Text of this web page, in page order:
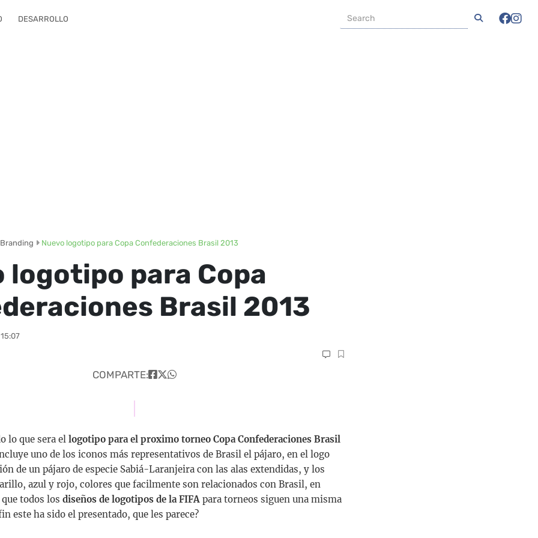
DESARROLLO
Branding Nuevo logotipo para Copa Confederaciones Brasil 2013
logotipo para Copa
Brasil 2013
COMPARTE:
lo que sera el logotipo para el proximo torneo Copa Confederaciones Brasil
uno de los iconos más representativos de Brasil el pájaro, en el logo
de un pájaro de especie Sabiá-Laranjeira con las alas extendidas, y los
azul y rojo, colores que facilmente son relacionados con Brasil, en
todos los diseños de logotipos de la FIFA para torneos siguen una misma
este ha sido el presentado, que les parece?